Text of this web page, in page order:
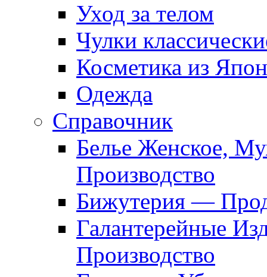
Уход за телом
Чулки
Косметика из
Одежда
Справочник
Белье Женское,
Производство
Бижутерия —
Галантерейные
Производство